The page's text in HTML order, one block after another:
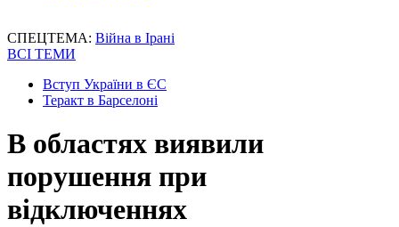
СПЕЦТЕМА: Війна в Ірані
ВСІ ТЕМИ
Вступ України в ЄС
Теракт в Барселоні
В областях виявили
порушення при
відключеннях